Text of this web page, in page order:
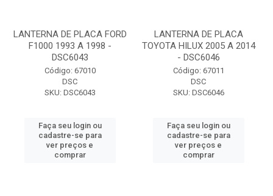
LANTERNA DE PLACA FORD
F1000 1993 A 1998 -
DSC6043
Código: 67010
DSC
SKU: DSC6043
Faça seu login ou
cadastre-se para
ver preços e
comprar
LANTERNA DE PLACA
TOYOTA HILUX 2005 A 2014
- DSC6046
Código: 67011
DSC
SKU: DSC6046
Faça seu login ou
cadastre-se para
ver preços e
comprar